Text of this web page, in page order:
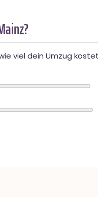
viel dein Umzug